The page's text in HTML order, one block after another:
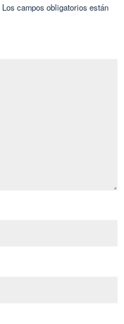
Los campos obligatorios están